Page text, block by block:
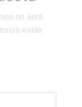
no será
están